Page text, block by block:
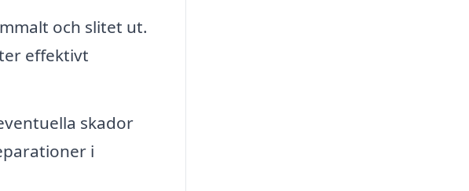
och slitet ut.
effektivt
skador
i